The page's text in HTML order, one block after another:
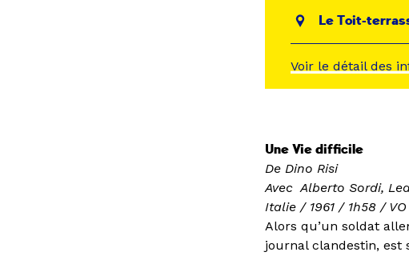
Le Toit-
Voir le détail des
Une Vie difficile
De Dino Risi
Avec Alberto Sordi,
Italie / 1961 / 1h58 / VO
Alors qu’un soldat
journal clandestin, est